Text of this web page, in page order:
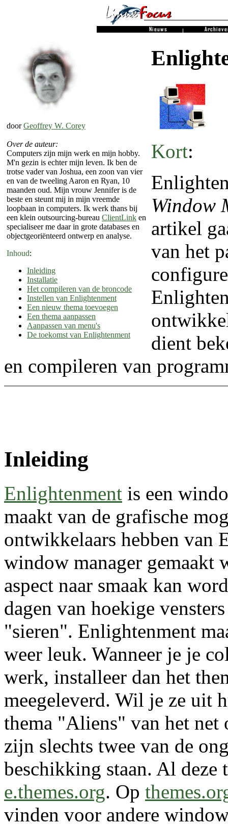
doorGeoffrey W. Corey
Over de auteur:
Computers zijn mijn werk en mijn hobby.
M'n gezin is echter mijn leven. Ik ben de
trotse vader van Joshua, een zoon van vier
en van de tweeling Aaron en Ryan, 10
maanden oud. Mijn vrouw Jennifer is de
beste en steunt mij in mijn vreemde
loopbaan in computers. Ik werk thans bij
een klein outsourcing-bureau ClientLink en
specialiseer me daar in grote databases en
objectgeoriënteerd ontwerp en analyse.
Inhoud:
Inleiding
Installatie
Het compileren van de broncode
Instellen van Enlightenment
Een nieuw thema toevoegen
Een thema aanpassen
Aanpassen van menu's
De toekomst van Enlightenment
Kort:
Window
artikel
van het
dient
en compileren van
Inleiding
Enlightenment is een
maakt van de grafische
ontwikkelaars hebben van
window manager gemaakt
aspect naar smaak kan
dagen van hoekige
"sieren". Enlightenment
weer leuk. Wanneer je je
werk, installeer dan het
meegeleverd. Wil je ze uit
thema "Aliens" van het
zijn slechts twee van de
beschikking staan. Al deze
e.themes.org. Op
vinden voor andere